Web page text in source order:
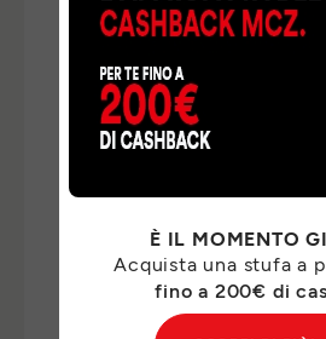
TIPO DI RICHIESTA
I Suoi dati personali saranno trattati
S.p.a. per il riscontro delle Sue
È IL MOMENTO
Acquista una stufa a
fino a 200€ di